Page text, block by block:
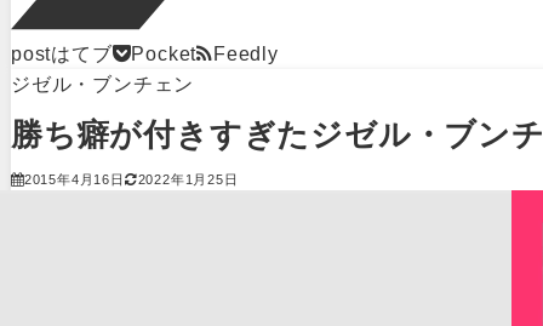
postはてブ Pocket
Feedly
ジゼル・ブンチェン
勝ち癖が付きすぎたジゼル・ブン
2015年4月16日 2022年1月25日